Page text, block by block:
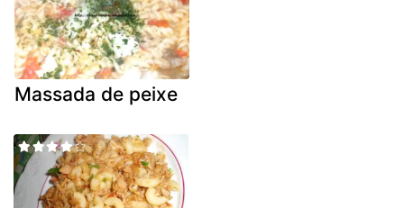
Massada de peixe